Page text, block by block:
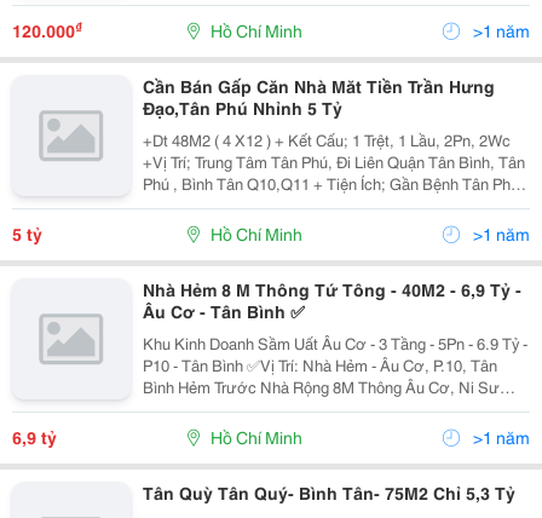
Hầu Hết Các Dự Án Văn Phòng, Chung Cư Mới. Nhu...
120.000₫ Hồ Chí Minh >1 năm
Cần Bán Gấp Căn Nhà Măt Tiền Trần Hưng
Đạo,Tân Phú Nhỉnh 5 Tỷ
+Dt 48M2 ( 4 X12 ) + Kết Cấu; 1 Trệt, 1 Lầu, 2Pn, 2Wc
+Vị Trí; Trung Tâm Tân Phú, Đi Liên Quận Tân Bình, Tân
Phú , Bình Tân Q10,Q11 + Tiện Ích; Gần Bệnh Tân Phú,
Trường Học Tân Sơn Nhì, Siêu Thị Bách Hóa Xanh,Vv +
Sổ Đẹp , Pháp Lý Chuẩn, Vuông...
5 tỷ Hồ Chí Minh >1 năm
Nhà Hẻm 8 M Thông Tứ Tông - 40M2 - 6,9 Tỷ -
Âu Cơ - Tân Bình ✅
Khu Kinh Doanh Sầm Uất Âu Cơ - 3 Tầng - 5Pn - 6.9 Tỷ -
P10 - Tân Bình ✅Vị Trí: Nhà Hẻm - Âu Cơ, P.10, Tân
Bình Hẻm Trước Nhà Rộng 8M Thông Âu Cơ, Ni Sư
Huỳnh Liên,&Hellip;. Hẻm An Ninh, Văn Hoá Sạch Sẽ.
Tiện Di Chuyển Quận Tân Bình, Tân Phú,...
6,9 tỷ Hồ Chí Minh >1 năm
Tân Quỳ Tân Quý- Bình Tân- 75M2 Chỉ 5,3 Tỷ